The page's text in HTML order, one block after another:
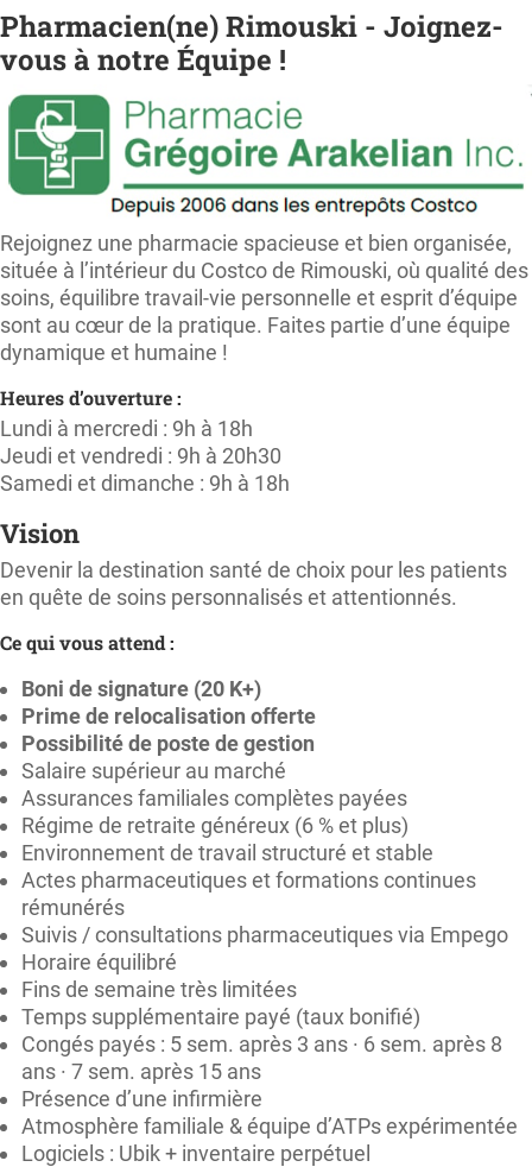
Pharmacien(ne) Rimouski - Joignez-
vous à notre Équipe !
Rejoignez une pharmacie spacieuse et bien organisée,
située à l’intérieur du Costco de Rimouski, où qualité des
soins, équilibre travail-vie personnelle et esprit d’équipe
sont au cœur de la pratique. Faites partie d’une équipe
dynamique et humaine !
Heures d’ouverture :
Lundi à mercredi : 9h à 18h
Jeudi et vendredi : 9h à 20h30
Samedi et dimanche : 9h à 18h
Vision
Devenir la destination santé de choix pour les patients
en quête de soins personnalisés et attentionnés.
Ce qui vous attend :
Boni de signature (20 K+)
Prime de relocalisation offerte
Possibilité de poste de gestion
Salaire supérieur au marché
Assurances familiales complètes payées
Régime de retraite généreux (6 % et plus)
Environnement de travail structuré et stable
Actes pharmaceutiques et formations continues
rémunérés
Suivis / consultations pharmaceutiques via Empego
Horaire équilibré
Fins de semaine très limitées
Temps supplémentaire payé (taux bonifié)
Congés payés : 5 sem. après 3 ans · 6 sem. après 8
ans · 7 sem. après 15 ans
Présence d’une infirmière
Atmosphère familiale & équipe d’ATPs expérimentée
Logiciels : Ubik + inventaire perpétuel